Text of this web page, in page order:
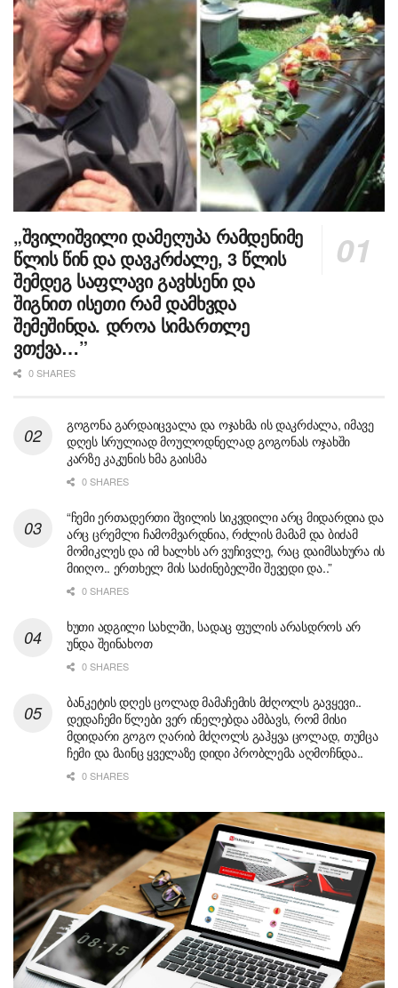
„შვილიშვილი დამეღუპა რამდენიმე
წლის წინ და დავკრძალე, 3 წლის
შემდეგ საფლავი გავხსენი და
შიგნით ისეთი რამ დამხვდა
შემეშინდა. დროა სიმართლე
ვთქვა…”
0 SHARES
გოგონა გარდაიცვალა და ოჯახმა ის დაკრძალა, იმავე
დღეს სრულიად მოულოდნელად გოგონას ოჯახში
კარზე კაკუნის ხმა გაისმა
0 SHARES
“ჩემი ერთადერთი შვილის სიკვდილი არც მიდარდია და
არც ცრემლი ჩამომვარდნია, რძლის მამამ და ბიძამ
მომიკლეს და იმ ხალხს არ ვუჩივლე, რაც დაიმსახურა ის
მიიღო.. ერთხელ მის საძინებელში შევედი და..”
0 SHARES
ხუთი ადგილი სახლში, სადაც ფულის არასდროს არ
უნდა შეინახოთ
0 SHARES
ბანკეტის დღეს ცოლად მამაჩემის მძღოლს გავყევი..
დედაჩემი წლები ვერ ინელებდა ამბავს, რომ მისი
მდიდარი გოგო ღარიბ მძღოლს გაჰყვა ცოლად, თუმცა
ჩემი და მაინც ყველაზე დიდი პრობლემა აღმოჩნდა..
0 SHARES